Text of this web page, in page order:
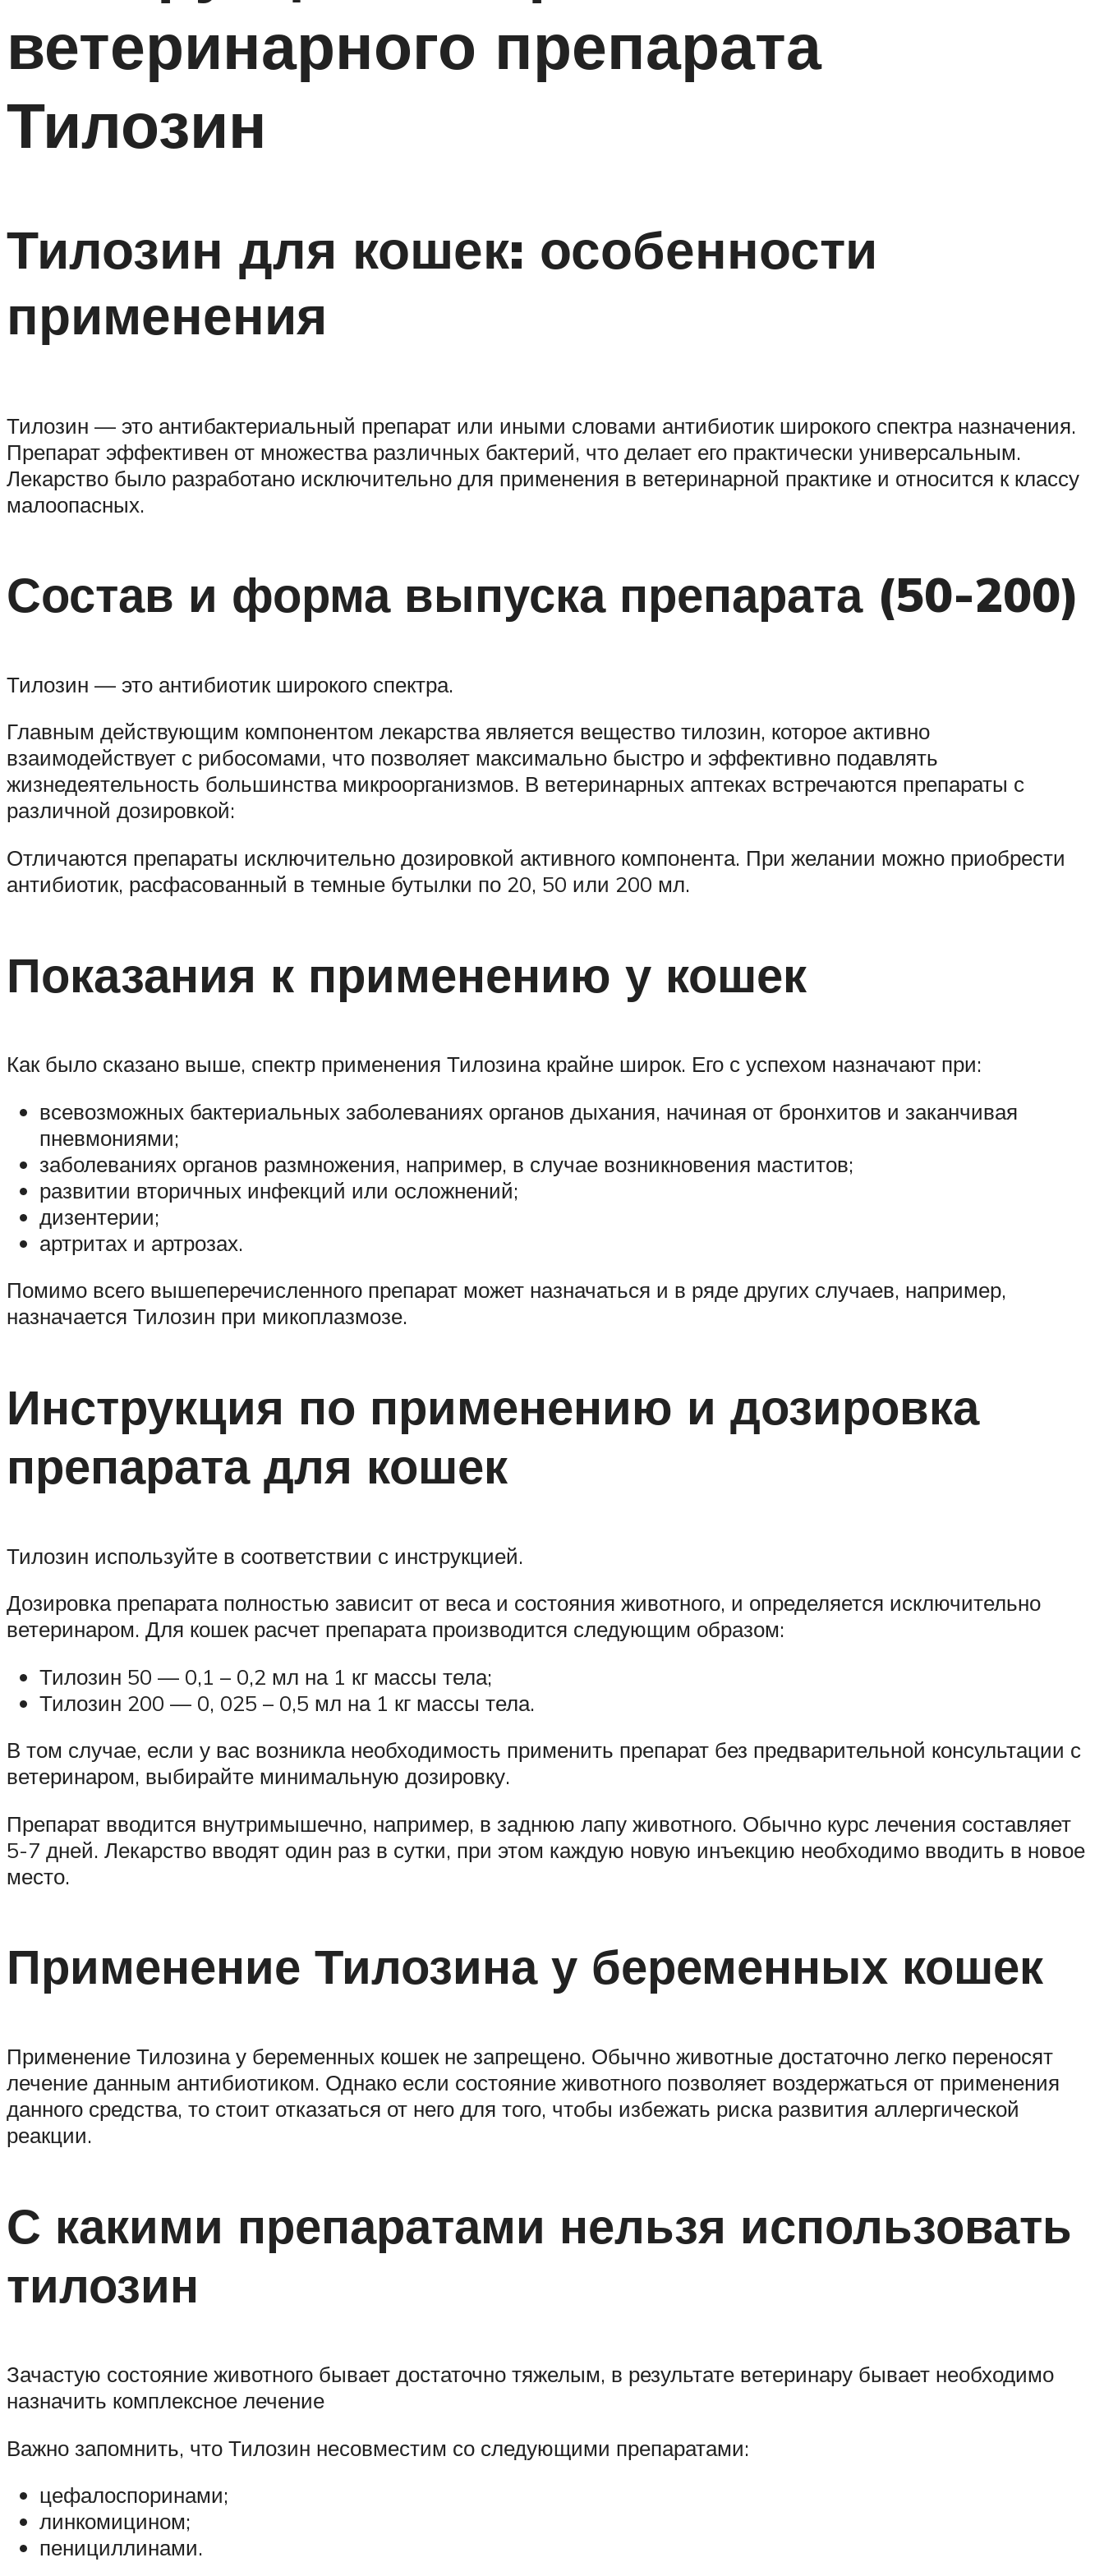
ветеринарного препарата
Тилозин
Тилозин для кошек: особенности
применения
Тилозин — это антибактериальный препарат или иными словами антибиотик широкого спектра назначения.
Препарат эффективен от множества различных бактерий, что делает его практически универсальным.
Лекарство было разработано исключительно для применения в ветеринарной практике и относится к классу
малоопасных.
Состав и форма выпуска препарата (50-200)
Тилозин — это антибиотик широкого спектра.
Главным действующим компонентом лекарства является вещество тилозин, которое активно
взаимодействует с рибосомами, что позволяет максимально быстро и эффективно подавлять
жизнедеятельность большинства микроорганизмов. В ветеринарных аптеках встречаются препараты с
различной дозировкой:
Отличаются препараты исключительно дозировкой активного компонента. При желании можно приобрести
антибиотик, расфасованный в темные бутылки по 20, 50 или 200 мл.
Показания к применению у кошек
Как было сказано выше, спектр применения Тилозина крайне широк. Его с успехом назначают при:
всевозможных бактериальных заболеваниях органов дыхания, начиная от бронхитов и заканчивая
пневмониями;
заболеваниях органов размножения, например, в случае возникновения маститов;
развитии вторичных инфекций или осложнений;
дизентерии;
артритах и артрозах.
Помимо всего вышеперечисленного препарат может назначаться и в ряде других случаев, например,
назначается Тилозин при микоплазмозе.
Инструкция по применению и дозировка
препарата для кошек
Тилозин используйте в соответствии с инструкцией.
Дозировка препарата полностью зависит от веса и состояния животного, и определяется исключительно
ветеринаром. Для кошек расчет препарата производится следующим образом:
Тилозин 50 — 0,1 – 0,2 мл на 1 кг массы тела;
Тилозин 200 — 0, 025 – 0,5 мл на 1 кг массы тела.
В том случае, если у вас возникла необходимость применить препарат без предварительной консультации с
ветеринаром, выбирайте минимальную дозировку.
Препарат вводится внутримышечно, например, в заднюю лапу животного. Обычно курс лечения составляет
5-7 дней. Лекарство вводят один раз в сутки, при этом каждую новую инъекцию необходимо вводить в новое
место.
Применение Тилозина у беременных кошек
Применение Тилозина у беременных кошек не запрещено. Обычно животные достаточно легко переносят
лечение данным антибиотиком. Однако если состояние животного позволяет воздержаться от применения
данного средства, то стоит отказаться от него для того, чтобы избежать риска развития аллергической
реакции.
С какими препаратами нельзя использовать
тилозин
Зачастую состояние животного бывает достаточно тяжелым, в результате ветеринару бывает необходимо
назначить комплексное лечение
Важно запомнить, что Тилозин несовместим со следующими препаратами:
цефалоспоринами;
линкомицином;
пенициллинами.